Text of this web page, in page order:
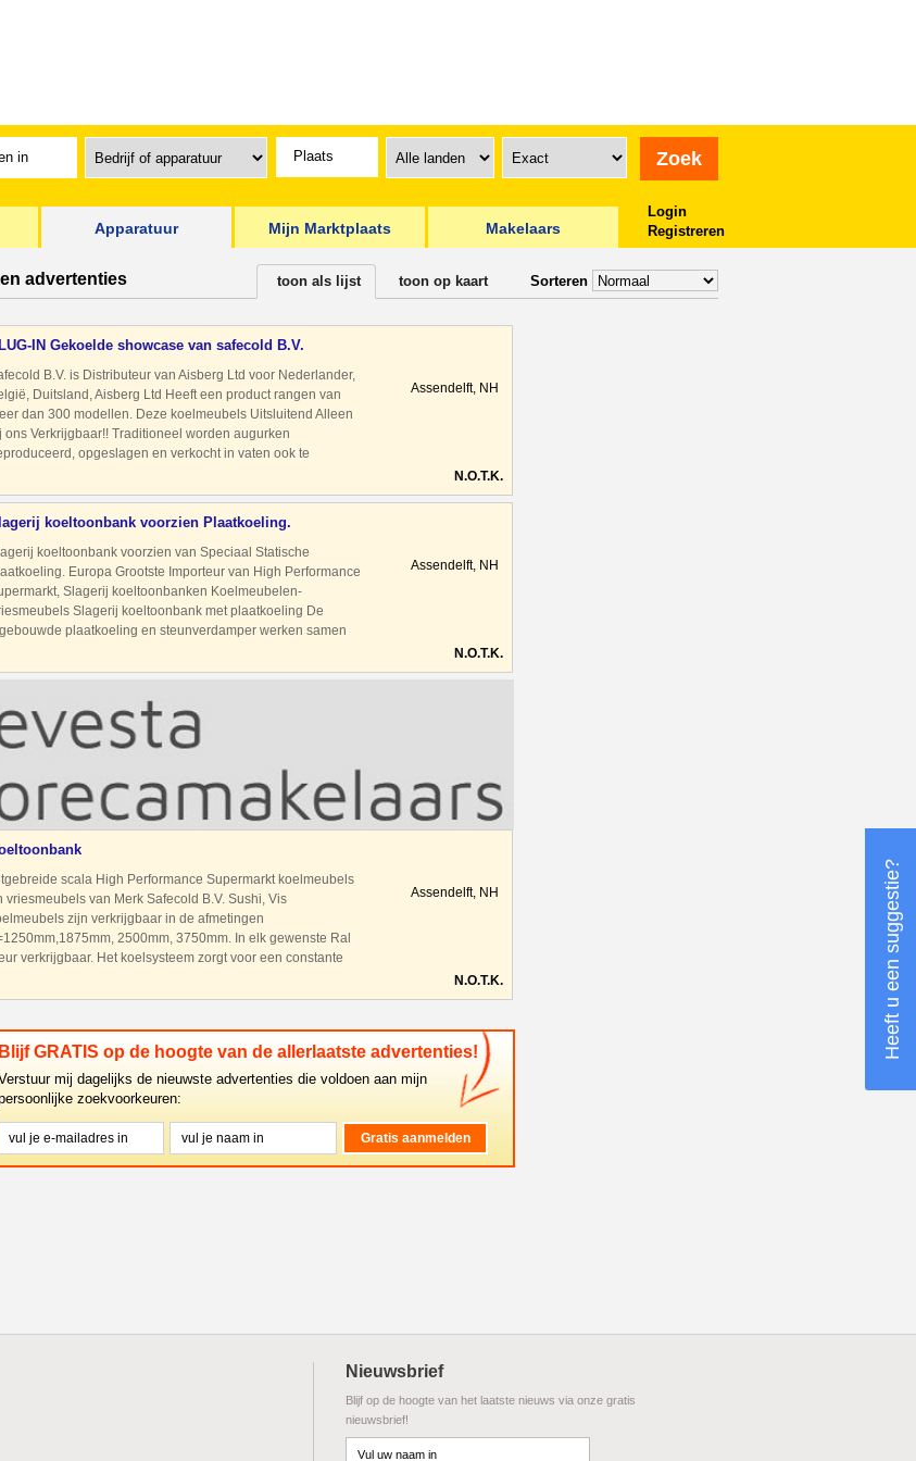
Apparatuur Mijn Marktplaats Makelaars
Login
Registreren
advertenties Sorteren
toon als lijst toon op kaart
IN Gekoelde showcase van safecold B.V.
B.V. is Distributeur van Aisberg Ltd voor Nederlander,
Duitsland, Aisberg Ltd Heeft een product rangen van
dan 300 modellen. Deze koelmeubels Uitsluitend Alleen
ons Verkrijgbaar!! Traditioneel worden augurken
opgeslagen en verkocht in vaten ook te
Assendelft, NH
N.O.T.K.
koeltoonbank voorzien Plaatkoeling.
koeltoonbank voorzien van Speciaal Statische
Europa Grootste Importeur van High Performance
Slagerij koeltoonbanken Koelmeubelen-
Slagerij koeltoonbank met plaatkoeling De
plaatkoeling en steunverdamper werken samen
met
Assendelft, NH
N.O.T.K.
scala High Performance Supermarkt koelmeubels
vriesmeubels van Merk Safecold B.V. Sushi, Vis
zijn verkrijgbaar in de afmetingen
2500mm, 3750mm. In elk gewenste Ral
verkrijgbaar. Het koelsysteem zorgt voor een constante
die i
Assendelft, NH
N.O.T.K.
Blijf GRATIS op de hoogte van de allerlaatste advertenties!
mij dagelijks de nieuwste advertenties die voldoen aan mijn
zoekvoorkeuren:
Nieuwsbrief
Blijf op de hoogte van het laatste nieuws via onze gratis
nieuwsbrief!
Heeft u een suggestie?